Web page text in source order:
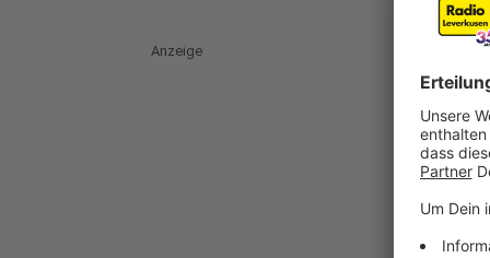
Anzeige